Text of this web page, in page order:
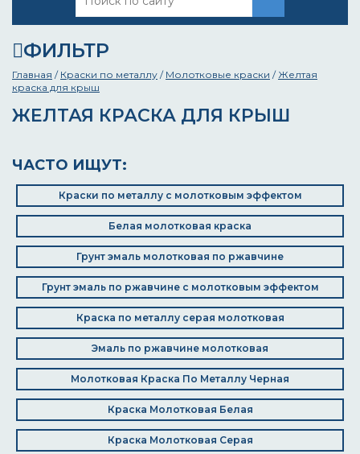
ФИЛЬТР
Главная / Краски по металлу / Молотковые краски / Желтая
краска для крыш
ЖЕЛТАЯ КРАСКА ДЛЯ КРЫШ
ЧАСТО ИЩУТ:
Краски по металлу с молотковым эффектом
Белая молотковая краска
Грунт эмаль молотковая по ржавчине
Грунт эмаль по ржавчине с молотковым эффектом
Краска по металлу серая молотковая
Эмаль по ржавчине молотковая
Молотковая Краска По Металлу Черная
Краска Молотковая Белая
Краска Молотковая Серая